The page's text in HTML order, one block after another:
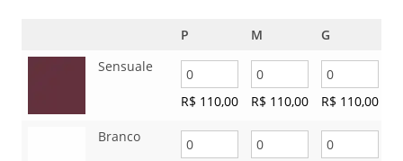
P M
G
Sensuale
R$ 110,00 R$ 110,00 R$ 110,00
Branco